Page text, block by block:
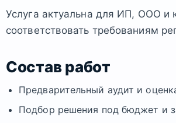
Услуга актуальна для ИП, ООО и
соответствовать требованиям
Состав работ
Предварительный аудит и
Подбор решения под бюджет и